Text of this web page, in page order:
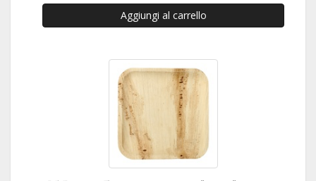
Aggiungi al carrello